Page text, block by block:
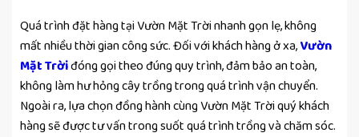
Quá trình đặt hàng tại Vườn Mặt Trời nhanh gọn lẹ, không
mất nhiều thời gian công sức. Đối với khách hàng ở xa,Vườn
Mặt Trờiđóng gọi theo đúng quy trình, đảm bảo an toàn,
không làm hư hỏng cây trồng trong quá trình vận chuyển.
Ngoài ra, lựa chọn đồng hành cùng Vườn Mặt Trời quý khách
hàng sẽ được tư vấn trong suốt quá trình trồng và chăm sóc.